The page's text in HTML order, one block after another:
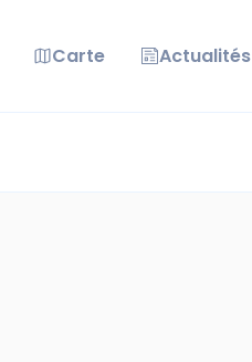
Carte Actualités